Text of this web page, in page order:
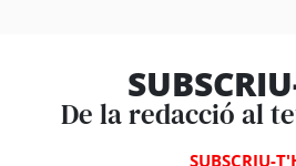
De la redacció al
SUBSCRIU-